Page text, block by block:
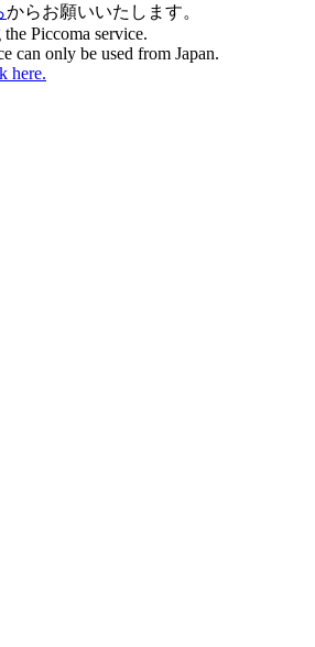
からお願いいたします。
Piccoma service.
can only be used from Japan.
here.